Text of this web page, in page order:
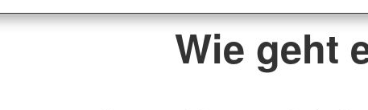
Wie geht